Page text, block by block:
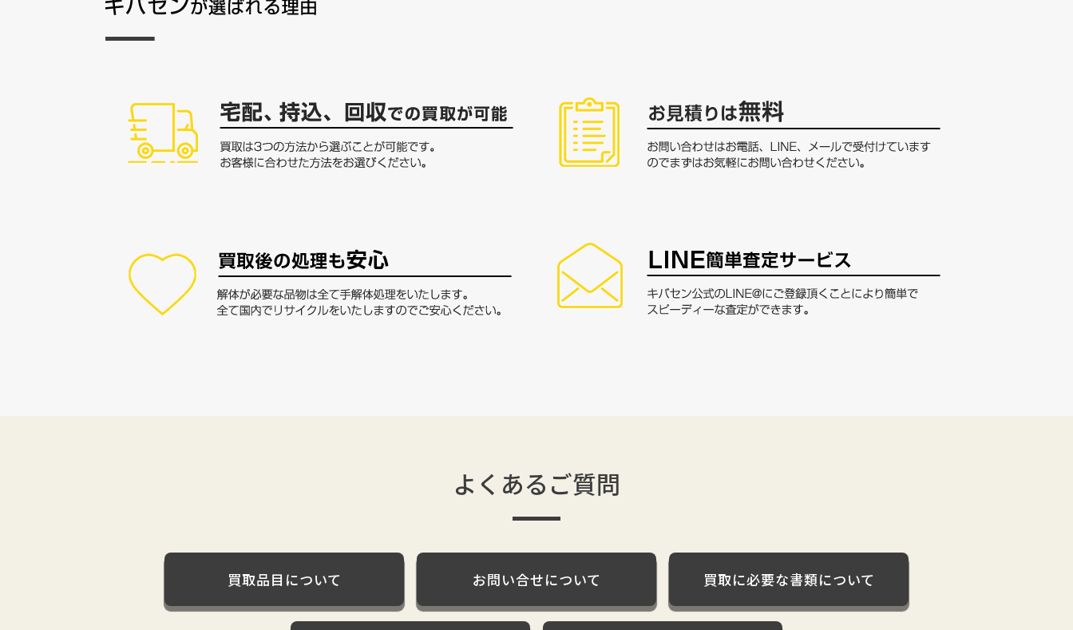
よくあるご質問
買取品目について お問い合せについて 買取に必要な書類について